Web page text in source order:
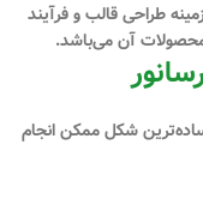
طراحی قالب و فرآیند
محصولات آن می‌باشد.
شکل ممکن انجام